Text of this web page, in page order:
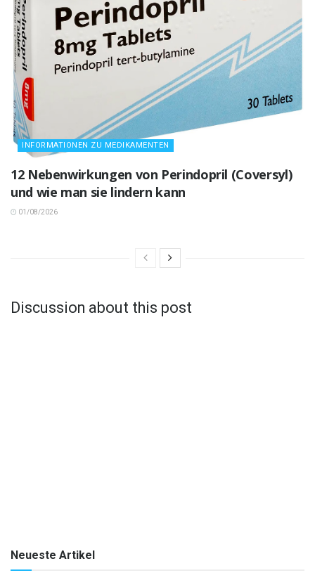
INFORMATIONEN ZU MEDIKAMENTEN
12 Nebenwirkungen von Perindopril (Coversyl)
und wie man sie lindern kann
01/08/2026
Discussion about this post
Neueste Artikel